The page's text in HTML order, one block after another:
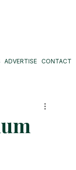
ADVERTISE CONTACT